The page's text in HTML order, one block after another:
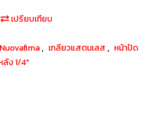
เปรียบเทียบ
, เกลียวแสตนเลส , หน้าปัด
ง 1/4"